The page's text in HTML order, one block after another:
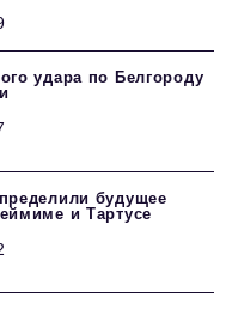
удара по Белгороду
будущее
и Тартусе